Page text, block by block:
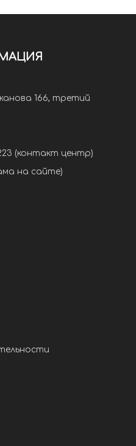
166, третий
(контакт центр)
на сайте)